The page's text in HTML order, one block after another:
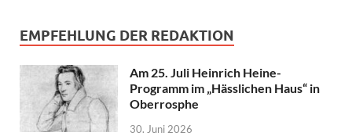
EMPFEHLUNG DER REDAKTION
Am 25. Juli Heinrich Heine-
Programm im „Hässlichen Haus“ in
Oberrosphe
30. Juni 2026